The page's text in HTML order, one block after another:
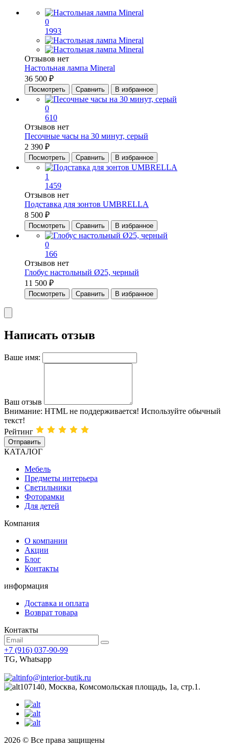
0
1993
Отзывов нет
Настольная лампа Mineral
36 500 ₽
Посмотреть Сравнить В избранное
0
610
Отзывов нет
Песочные часы на 30 минут, серый
2 390 ₽
Посмотреть Сравнить В избранное
1
1459
Отзывов нет
Подставка для зонтов UMBRELLA
8 500 ₽
Посмотреть Сравнить В избранное
0
166
Отзывов нет
Глобус настольный Ø25, черный
11 500 ₽
Посмотреть Сравнить В избранное
Написать отзыв
Ваше имя:
Ваш отзыв
Внимание: HTML не поддерживается! Используйте обычный
текст!
Рейтинг
Отправить
КАТАЛОГ
Мебель
Предметы интерьера
Светильники
Фоторамки
Для детей
Компания
О компании
Акции
Блог
Контакты
информация
Доставка и оплата
Возврат товара
Контакты
+7 (916) 037-90-99
TG, Whatsapp
info@interior-butik.ru
107140, Москва, Комсомольская площадь, 1а, стр.1.
2026 © Все права защищены